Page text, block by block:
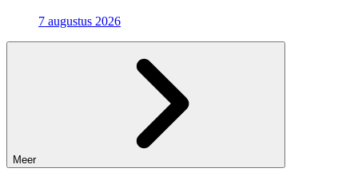
7 augustus 2026
Meer